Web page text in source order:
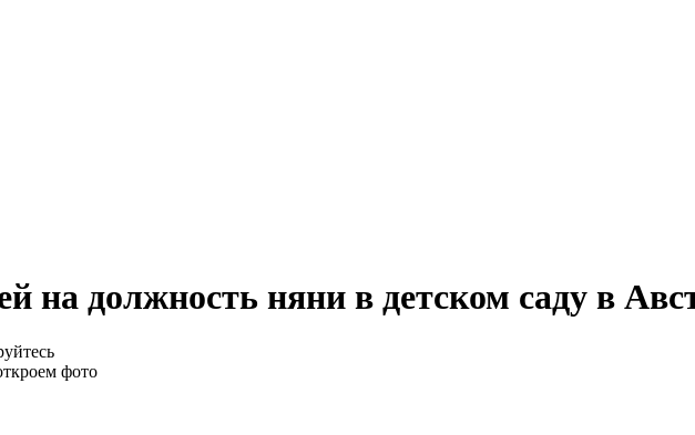
на должность няни в детском саду в
фото